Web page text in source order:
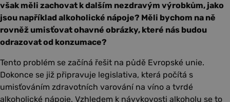
však měli zachovat k dalším nezdravým výrobkům, jako
jsou například alkoholické nápoje? Měli bychom na ně
rovněž umisťovat ohavné obrázky, které nás budou
odrazovat od konzumace?
Tento problém se začíná řešit na půdě Evropské unie.
Dokonce se již připravuje legislativa, která počítá s
umisťováním zdravotních varování na víno a tvrdé
alkoholické nápoje. Vzhledem k návykovosti alkoholu se to